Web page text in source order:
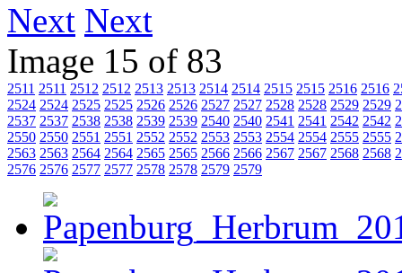
Next
Image 15 of 83
2511 2511 2512 2512 2513 2513 2514 2514 2515 2515 2516 2516
2524 2524 2525 2525 2526 2526 2527 2527 2528 2528 2529 2529
2537 2537 2538 2538 2539 2539 2540 2540 2541 2541 2542 2542
2550 2550 2551 2551 2552 2552 2553 2553 2554 2554 2555 2555
2563 2563 2564 2564 2565 2565 2566 2566 2567 2567 2568 2568
2576 2576 2577 2577 2578 2578 2579 2579